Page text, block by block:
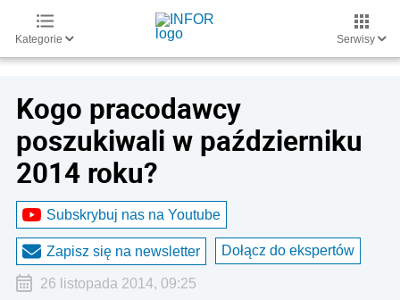
Kategorie Serwisy
Kogo pracodawcy
poszukiwali w październiku
2014 roku?
Subskrybuj nas na Youtube
Zapisz się na newsletter Dołącz do ekspertów
26 listopada 2014, 09:25